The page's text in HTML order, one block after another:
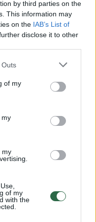
by third parties on the
This information may
on the IAB’s List of
disclose it to other
Outs
of my
my
my
of my
with the
00:00:30
r.: dviejų moterų ir
temperatūra kils iki
darbo